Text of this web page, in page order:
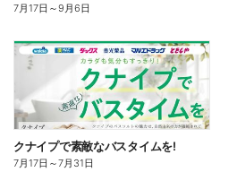
7月17日 ～9月6日
クナイプで素敵なバスタイムを!
7月17日 ～7月31日